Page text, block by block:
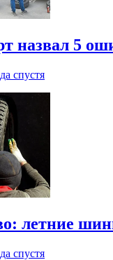
назвал 5
спустя
летние
спустя